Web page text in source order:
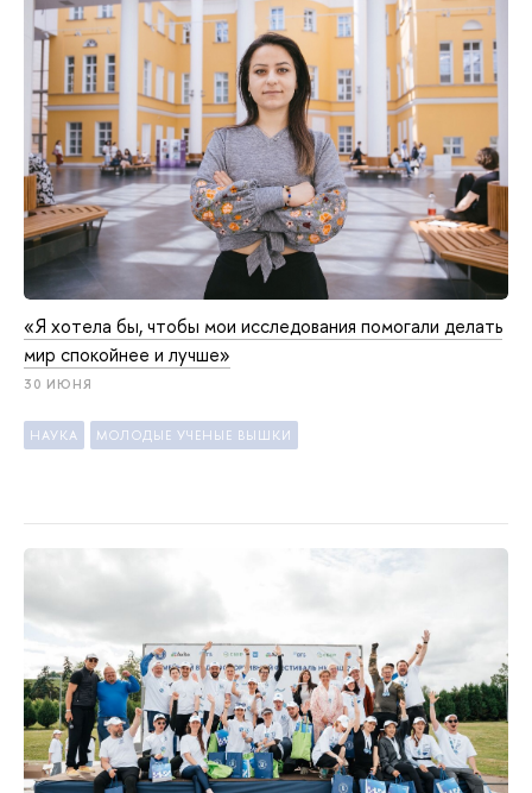
«Я хотела бы, чтобы мои исследования помогали делать
мир спокойнее и лучше»
30 ИЮНЯ
НАУКА МОЛОДЫЕ УЧЕНЫЕ ВЫШКИ